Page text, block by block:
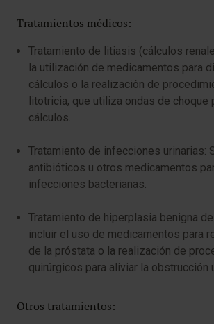
Tratamientos médicos:
Tratamiento de litiasis (cálculos
la utilización de medicamentos para
cálculos o la realización de
litotricia, que utiliza ondas de choque
cálculos.
Tratamiento de infecciones urinarias:
antibióticos u otros medicamentos
infecciones bacterianas.
Tratamiento de hiperplasia benigna
incluir el uso de medicamentos para
de la próstata o la realización de
quirúrgicos para aliviar la obstrucción
Otros tratamientos: